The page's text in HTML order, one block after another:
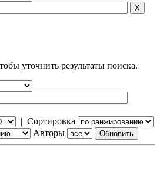
уточнить результаты поиска.
| Сортировка
Авторы